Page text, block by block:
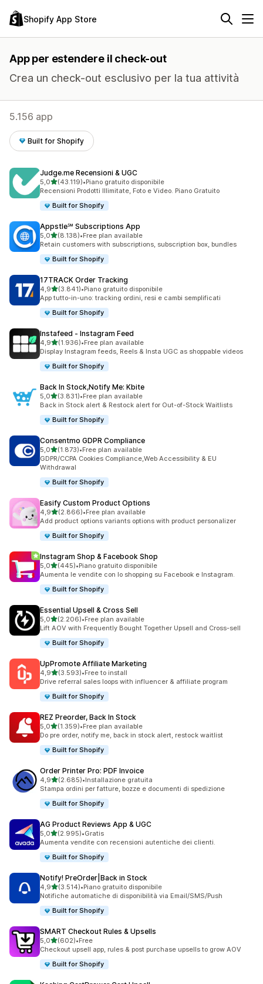
Shopify App Store
App per estendere il check-out
Crea un check-out esclusivo per la tua attività
5.156 app
Built for Shopify
Judge.me Recensioni & UGC
5,0stelle su 5
(43.119)
43119 recensioni totali
•Piano gratuito disponibile
Recensioni Prodotti Illimitate, Foto e Video. Piano Gratuito
Built for Shopify
Appstle℠ Subscriptions App
5,0stelle su 5
(8.138)
8138 recensioni totali
•Free plan available
Retain customers with subscriptions, subscription box, bundles
Built for Shopify
17TRACK Order Tracking
4,9stelle su 5
(3.841)
3841 recensioni totali
•Piano gratuito disponibile
App tutto-in-uno: tracking ordini, resi e cambi semplificati
Built for Shopify
Instafeed ‑ Instagram Feed
4,9stelle su 5
(1.936)
1936 recensioni totali
•Free plan available
Display Instagram feeds, Reels & Insta UGC as shoppable videos
Built for Shopify
Back In Stock,Notify Me: Kbite
5,0stelle su 5
(3.831)
3831 recensioni totali
•Free plan available
Back in Stock alert & Restock alert for Out-of-Stock Waitlists
Built for Shopify
Consentmo GDPR Compliance
5,0stelle su 5
(1.873)
1873 recensioni totali
•Free plan available
GDPR/CCPA Cookies Compliance,Web Accessibility & EU
Withdrawal
Built for Shopify
Easify Custom Product Options
4,9stelle su 5
(2.866)
2866 recensioni totali
•Free plan available
Add product options variants options with product personalizer
Built for Shopify
Instagram Shop & Facebook Shop
5,0stelle su 5
(445)
445 recensioni totali
•Piano gratuito disponibile
Aumenta le vendite con lo shopping su Facebook e Instagram.
Built for Shopify
Essential Upsell & Cross Sell
5,0stelle su 5
(2.206)
2206 recensioni totali
•Free plan available
Lift AOV with Frequently Bought Together Upsell and Cross-sell
Built for Shopify
UpPromote Affiliate Marketing
4,9stelle su 5
(3.593)
3593 recensioni totali
•Free to install
Drive referral sales loops with influencer & affiliate program
Built for Shopify
REZ Preorder, Back In Stock
5,0stelle su 5
(1.359)
1359 recensioni totali
•Free plan available
Do pre order, notify me, back in stock alert, restock waitlist
Built for Shopify
Order Printer Pro: PDF Invoice
4,9stelle su 5
(2.685)
2685 recensioni totali
•Installazione gratuita
Stampa ordini per fatture, bozze e documenti di spedizione
Built for Shopify
AG Product Reviews App & UGC
5,0stelle su 5
(2.995)
2995 recensioni totali
•Gratis
Aumenta vendite con recensioni autentiche dei clienti.
Built for Shopify
Notify! PreOrder|Back in Stock
4,9stelle su 5
(3.514)
3514 recensioni totali
•Piano gratuito disponibile
Notifiche automatiche di disponibilità via Email/SMS/Push
Built for Shopify
SMART Checkout Rules & Upsells
5,0stelle su 5
(602)
602 recensioni totali
•Free
Checkout upsell app, rules & post purchase upsells to grow AOV
Built for Shopify